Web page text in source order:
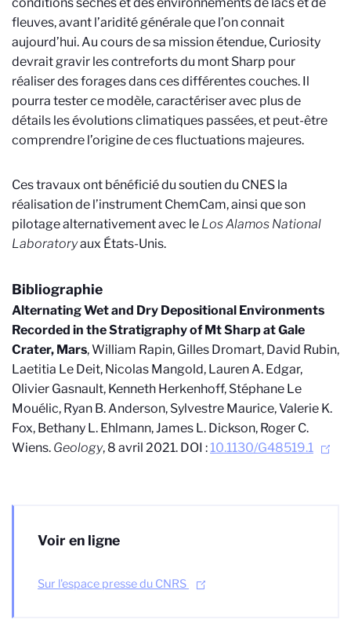
fleuves, avant l’aridité générale que l’on connait
aujourd’hui. Au cours de sa mission étendue, Curiosity
devrait gravir les contreforts du mont Sharp pour
réaliser des forages dans ces différentes couches. Il
pourra tester ce modèle, caractériser avec plus de
détails les évolutions climatiques passées, et peut-être
comprendre l’origine de ces fluctuations majeures.
Ces travaux ont bénéficié du soutien du CNES la
réalisation de l’instrument ChemCam, ainsi que son
pilotage alternativement avec le Los Alamos National
Laboratoryaux États-Unis.
Bibliographie
Alternating Wet and Dry Depositional Environments
Recorded in the Stratigraphy of Mt Sharp at Gale
Crater, Mars, William Rapin, Gilles Dromart, David Rubin,
Laetitia Le Deit, Nicolas Mangold, Lauren A. Edgar,
Olivier Gasnault, Kenneth Herkenhoff, Stéphane Le
Mouélic, Ryan B. Anderson, Sylvestre Maurice, Valerie K.
Fox, Bethany L. Ehlmann, James L. Dickson, Roger C.
Wiens. Geology, 8 avril 2021. DOI :10.1130/G48519.1
Voir en ligne
Sur l'espace presse du CNRS